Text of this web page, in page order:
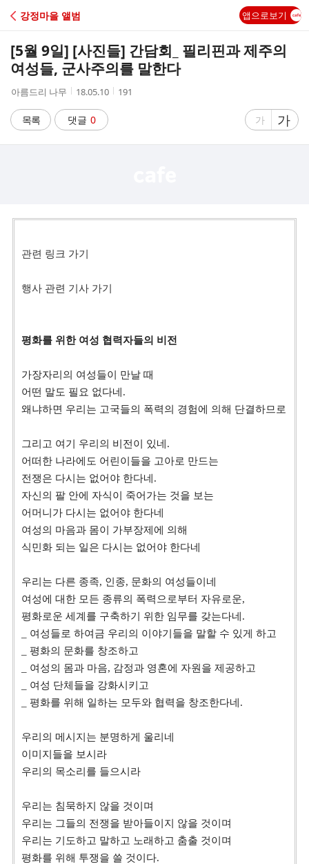
C
A
강정마을 앨범 앱으로보기
[5월 9일] [사진들] 간담회_ 필리핀과 제주의
여성들, 군사주의를 말한다
작
자
아름드리 나무
작
시
간
18.05.10
조
191
목록 댓글 0
글
게
가
글
자
게
가
관련 링크 가기
행사 관련 기사 가기
평화를 위한 여성 협력자들의 비전
가장자리의 여성들이 만날 때
어떤 말도 필요 없다네 .
왜냐하면 우리는 고국들의 폭력의 경험에 의해 단결하므로
그리고 여기 우리의 비전이 있네 .
어떠한 나라에도 어린이들을 고아로 만드는
전쟁은 다시는 없어야 한다네 .
자신의 팔 안에 자식이 죽어가는 것을 보는
어머니가 다시는 없어야 한다네
여성의 마음과 몸이 가부장제에 의해
식민화 되는 일은 다시는 없어야 한다네
우리는 다른 종족, 인종, 문화의 여성들이네
여성에 대한 모든 종류의 폭력으로부터 자유로운,
평화로운 세계를 구축하기 위한 임무를 갖는다네 .
여성들로 하여금 우리의 이야기들을 말할 수 있게 하고
평화의 문화를 창조하고
여성의 몸과 마음, 감정과 영혼에 자원을 제공하고
여성 단체들을 강화시키고
평화를 위해 일하는 모두와 협력을 창조한다네 .
우리의 메시지는 분명하게 울리네
이미지들을 보시라
우리의 목소리를 들으시라
우리는 침묵하지 않을 것이며
우리는 그들의 전쟁을 받아들이지 않을 것이며
우리는 기도하고 말하고 노래하고 춤출 것이며
평화를 위해 투쟁을 쓸 것이다.